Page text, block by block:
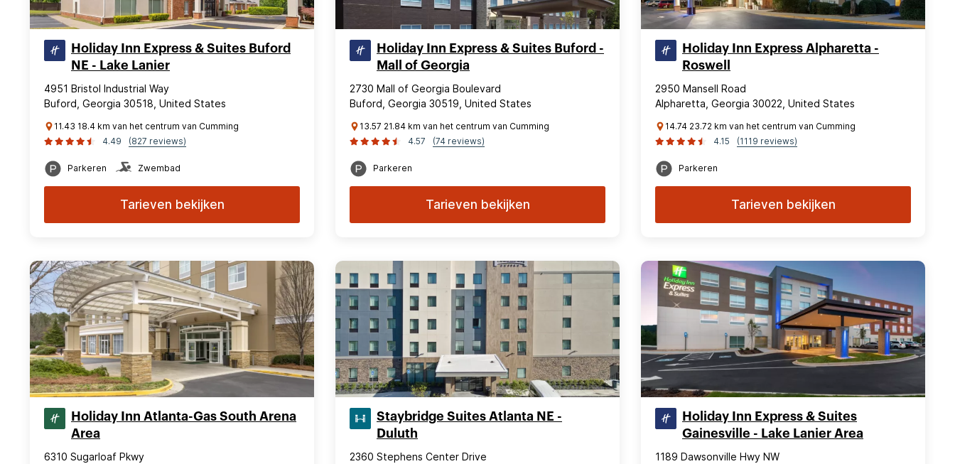
Holiday Inn Express & Suites Buford
NE - Lake Lanier
4951 Bristol Industrial Way
Buford, Georgia 30518, United States
11.43 18.4 km van het centrum van Cumming
4.49
(827 reviews)
Parkeren Zwembad
Tarieven bekijken
Holiday Inn Express & Suites Buford -
Mall of Georgia
2730 Mall of Georgia Boulevard
Buford, Georgia 30519, United States
13.57 21.84 km van het centrum van Cumming
4.57
(74 reviews)
Parkeren
Tarieven bekijken
Holiday Inn Express Alpharetta -
Roswell
2950 Mansell Road
Alpharetta, Georgia 30022, United States
14.74 23.72 km van het centrum van Cumming
4.15
(1119 reviews)
Parkeren
Tarieven bekijken
Holiday Inn Atlanta-Gas South Arena
Area
6310 Sugarloaf Pkwy
Staybridge Suites Atlanta NE -
Duluth
2360 Stephens Center Drive
Holiday Inn Express & Suites
Gainesville - Lake Lanier Area
1189 Dawsonville Hwy NW